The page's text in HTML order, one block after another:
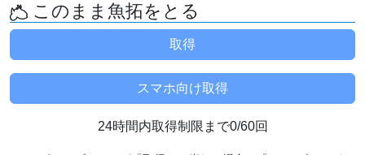
このまま魚拓をとる
24時間内取得制限まで0/60回